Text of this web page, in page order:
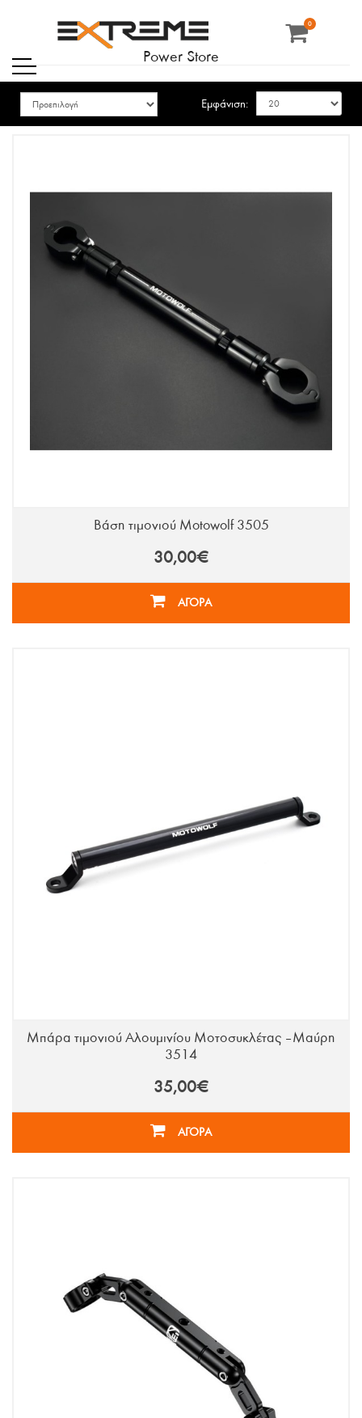
Power Store
0
Εμφάνιση:
Βάση τιμονιού Motowolf 3505
30,00€
ΑΓΟΡΑ
Μπάρα τιμονιού Αλουμινίου Μοτοσυκλέτας – Μαύρη
3514
35,00€
ΑΓΟΡΑ